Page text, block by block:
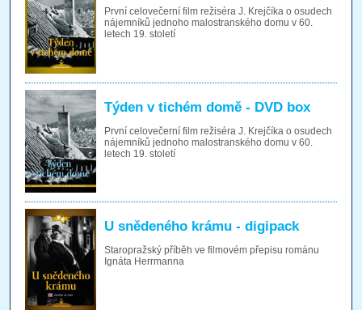
První celovečerní film režiséra J. Krejčíka o osudech
nájemníků jednoho malostranského domu v 60.
letech 19. století
Týden v tichém domě - DVD box
První celovečerní film režiséra J. Krejčíka o osudech
nájemníků jednoho malostranského domu v 60.
letech 19. století
U snědeného krámu - digipack
Staropražský příběh ve filmovém přepisu románu
Ignáta Herrmanna